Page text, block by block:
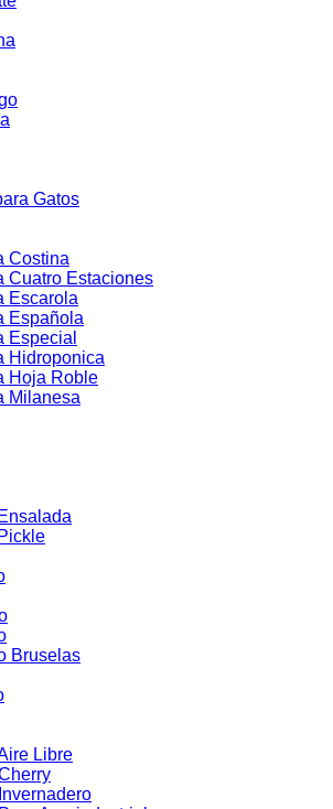
Gatos
Costina
Cuatro Estaciones
Escarola
Española
Especial
Hidroponica
Hoja Roble
Milanesa
Bruselas
Libre